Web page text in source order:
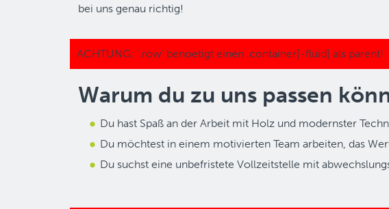
bei uns genau richtig!
Warum du zu uns passen
Du hast Spaß an der Arbeit mit Holz und modernster
Du möchtest in einem motivierten Team arbeiten, das
Du suchst eine unbefristete Vollzeitstelle mit